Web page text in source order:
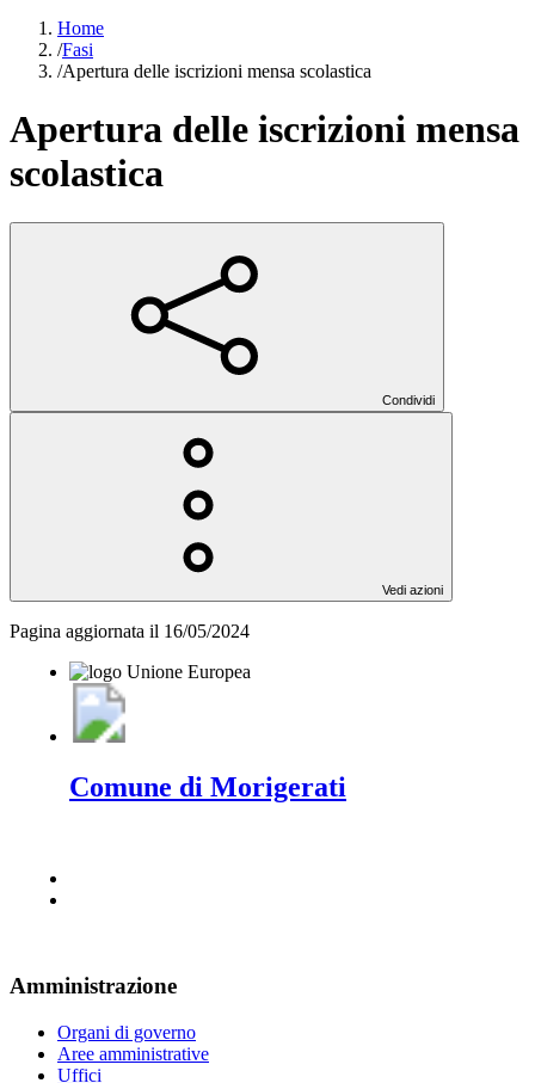
Home
/Fasi
/Apertura delle iscrizioni mensa scolastica
Apertura delle iscrizioni mensa
scolastica
Condividi
Vedi azioni
Pagina aggiornata il 16/05/2024
Comune di Morigerati
Amministrazione
Organi di governo
Aree amministrative
Uffici